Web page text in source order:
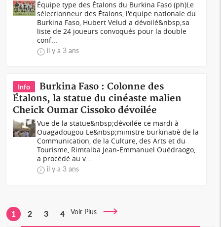
Équipe type des Étalons du Burkina Faso (ph)Le
sélectionneur des Étalons, l'équipe nationale du
Burkina Faso, Hubert Velud a dévoilé&nbsp;sa
liste de 24 joueurs convoqués pour la double
conf...
il y a 3 ans
Info
Burkina Faso : Colonne des
Étalons, la statue du cinéaste malien
Cheick Oumar Cissoko dévoilée
Vue de la statue&nbsp;dévoilée ce mardi à
Ouagadougou Le&nbsp;ministre burkinabè de la
Communication, de la Culture, des Arts et du
Tourisme, Rimtalba Jean-Emmanuel Ouédraogo,
a procédé au v...
il y a 3 ans
1 2 3 4 Voir Plus